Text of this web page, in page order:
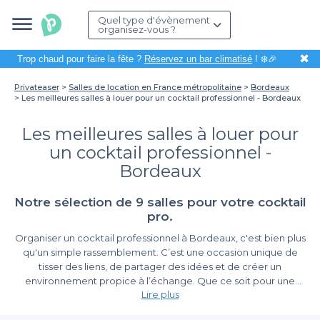
Quel type d'évènement
organisez-vous ?
Trop chaud pour faire la fête ? Réservez un bar climatisé! ❄️🎉 ✖
Privateaser Salles de location en France métropolitaine
Bordeaux
Les meilleures salles à louer pour un cocktail professionnel - Bordeaux
Les meilleures salles à louer pour
un cocktail professionnel -
Bordeaux
Notre sélection de 9 salles pour votre cocktail
pro.
Organiser un cocktail professionnel à Bordeaux, c'est bien plus
qu'un simple rassemblement. C’est une occasion unique de
tisser des liens, de partager des idées et de créer un
environnement propice à l’échange. Que ce soit pour une
soirée de réseautage, un lancement de produit ou un
Lire plus